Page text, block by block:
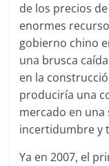
de los precios
enormes
gobierno chino
una brusca
en la
produciría una
mercado en
incertidumbre y
Ya en 2007, el